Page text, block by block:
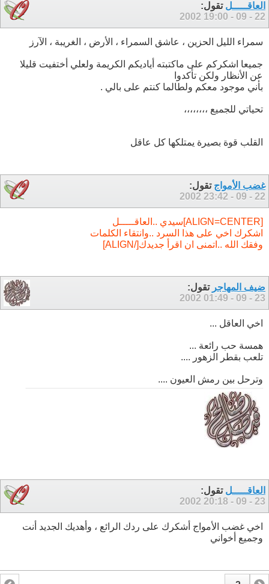
العاقـــــل تقول:
22 - 09 - 2002
19:00
سمراء الليل الحزين ، عاشق السمراء ، الأرض ، الغريبة ، الآرز
جميعا اشكركم على ماكتبته أياديكم الكريمة ولعلي أختفيت قليلا
عن الأنظار ولكن تأكدوا
بأني موجود معكم ولطالما كنتم على بالي .
تحياتي للجميع ،،،،،،،،
القلب قوة بصيرة يمتلكها كل عاقل
غضب الأمواج تقول:
22 - 09 - 2002
23:42
[ALIGN=CENTER]سيدي ..العاقـــــل
اشكرك اخي على هذا السرد ..وانتقاء الكلمات
وفقك الله ..اتمنى ان اقرأ جديدك[/ALIGN]
ضيف المهاجر تقول:
23 - 09 - 2002
01:49
اخي العاقل ...
همسة حب رائعة ...
تلعب بقطر الزهور ....
وترحل بين رمش العيون ....
العاقـــــل تقول:
23 - 09 - 2002
20:18
اخي غضب الأمواج أشكرك على ردك الرائع ، وأهديك الجديد أنت
وجميع أخواني